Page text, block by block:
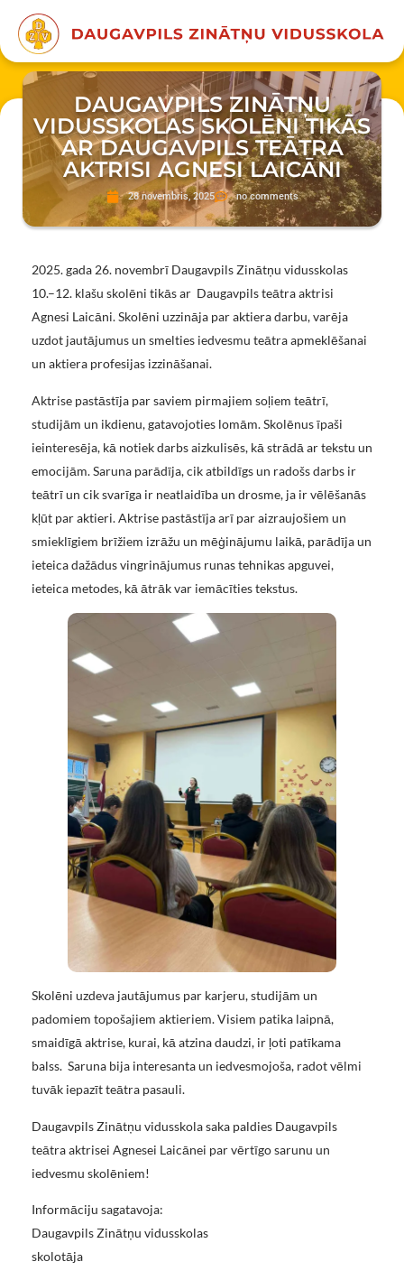
DAUGAVPILS ZINĀTŅU
VIDUSSKOLAS SKOLĒNI TIKĀS
AR DAUGAVPILS TEĀTRA
AKTRISI AGNESI LAICĀNI
28 novembris, 2025 no comments
2025. gada 26. novembrī Daugavpils Zinātņu vidusskolas
10.–12. klašu skolēni tikās ar Daugavpils teātra aktrisi
Agnesi Laicāni. Skolēni uzzināja par aktiera darbu, varēja
uzdot jautājumus un smelties iedvesmu teātra apmeklēšanai
un aktiera profesijas izzināšanai.
Aktrise pastāstīja par saviem pirmajiem soļiem teātrī,
studijām un ikdienu, gatavojoties lomām. Skolēnus īpaši
ieinteresēja, kā notiek darbs aizkulisēs, kā strādā ar tekstu un
emocijām. Saruna parādīja, cik atbildīgs un radošs darbs ir
teātrī un cik svarīga ir neatlaidība un drosme, ja ir vēlēšanās
kļūt par aktieri. Aktrise pastāstīja arī par aizraujošiem un
smieklīgiem brīžiem izrāžu un mēģinājumu laikā, parādīja un
ieteica dažādus vingrinājumus runas tehnikas apguvei,
ieteica metodes, kā ātrāk var iemācīties tekstus.
Skolēni uzdeva jautājumus par karjeru, studijām un
padomiem topošajiem aktieriem. Visiem patika laipnā,
smaidīgā aktrise, kurai, kā atzina daudzi, ir ļoti patīkama
balss. Saruna bija interesanta un iedvesmojoša, radot vēlmi
tuvāk iepazīt teātra pasauli.
Daugavpils Zinātņu vidusskola saka paldies Daugavpils
teātra aktrisei Agnesei Laicānei par vērtīgo sarunu un
iedvesmu skolēniem!
Informāciju sagatavoja:
Daugavpils Zinātņu vidusskolas
skolotāja